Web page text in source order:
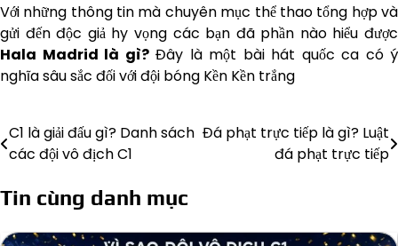
Với những thông tin mà chuyên mục thể thao tổng hợp và
gửi đến độc giả hy vọng các bạn đã phần nào hiểu được
Hala Madrid là gì?Đây là một bài hát quốc ca có ý
nghĩa sâu sắc đối với đội bóng Kền Kền trắng
Điều
hướng
bài
viết
C1 là giải đấu gì? Danh sách
các đội vô địch C1
Đá phạt trực tiếp là gì? Luật
đá phạt trực tiếp
Tin cùng danh mục